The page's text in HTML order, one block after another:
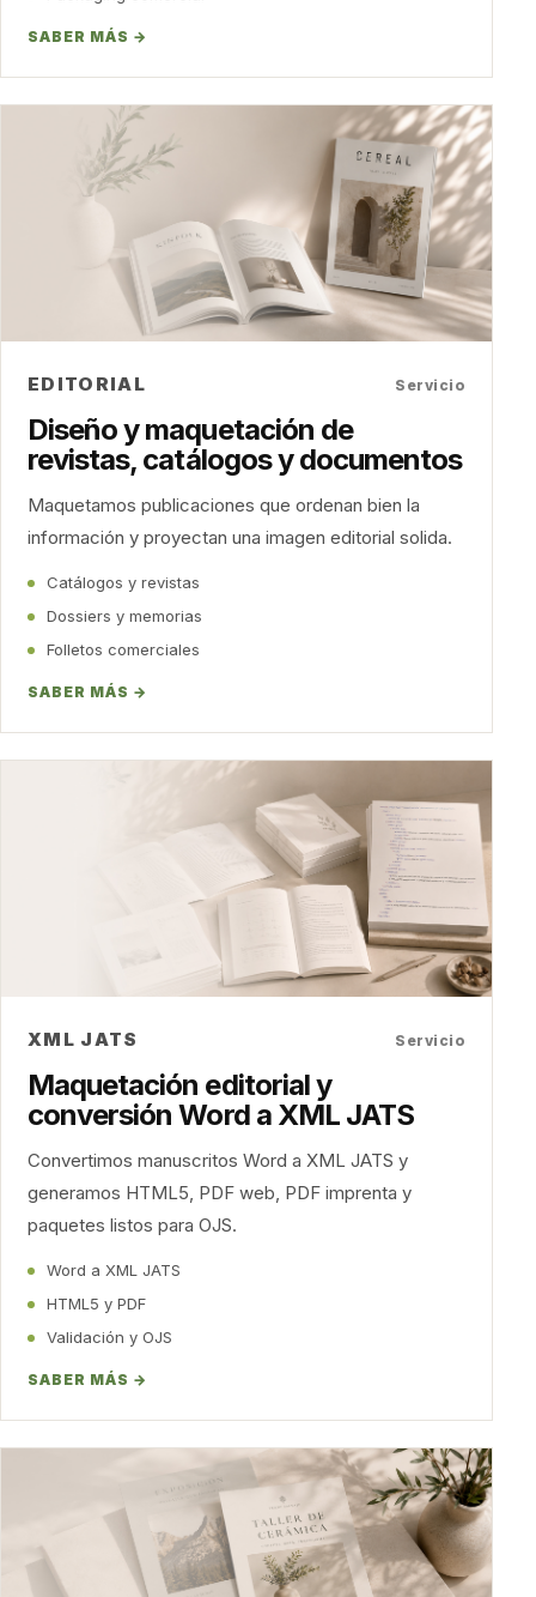
SABER MÁS →
EDITORIAL Servicio
Diseño y maquetación de
revistas, catálogos y documentos
Maquetamos publicaciones que ordenan bien la
información y proyectan una imagen editorial solida.
Catálogos y revistas
Dossiers y memorias
Folletos comerciales
SABER MÁS →
XML JATS Servicio
Maquetación editorial y
conversión Word a XML JATS
Convertimos manuscritos Word a XML JATS y
generamos HTML5, PDF web, PDF imprenta y
paquetes listos para OJS.
Word a XML JATS
HTML5 y PDF
Validación y OJS
SABER MÁS →